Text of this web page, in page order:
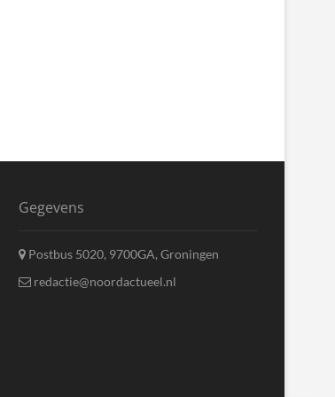
Gegevens
Postbus 5020, 9700GA, Groningen
redactie@noordactueel.nl